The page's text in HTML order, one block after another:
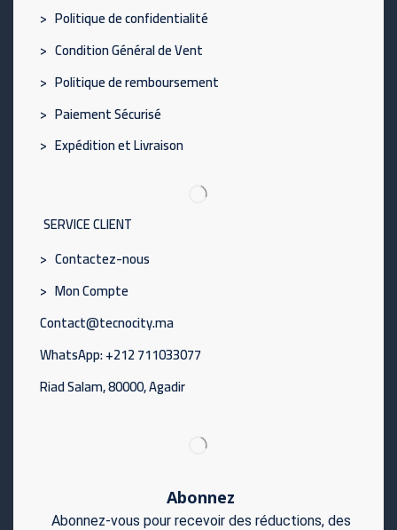
> Politique de confidentialité
> Condition Général de Vent
> Politique de remboursement
> Paiement Sécurisé
> Expédition et Livraison
SERVICE CLIENT
> Contactez-nous
> Mon Compte
Contact@tecnocity.ma
WhatsApp: +212 711033077
Riad Salam, 80000, Agadir
Abonnez
Abonnez-vous pour recevoir des réductions, des